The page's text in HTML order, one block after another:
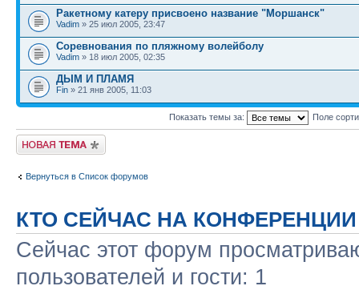
Ракетному катеру присвоено название "Моршанск"
Vadim » 25 июл 2005, 23:47
Соревнования по пляжному волейболу
Vadim » 18 июл 2005, 02:35
ДЫМ И ПЛАМЯ
Fin » 21 янв 2005, 11:03
Показать темы за: Поле
Новая тема
Вернуться в Список форумов
КТО СЕЙЧАС НА КОНФЕРЕНЦИИ
Сейчас этот форум
пользователей и гости: 1